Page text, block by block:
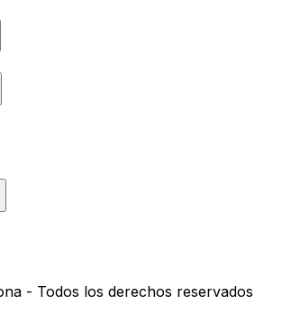
- Todos los derechos reservados